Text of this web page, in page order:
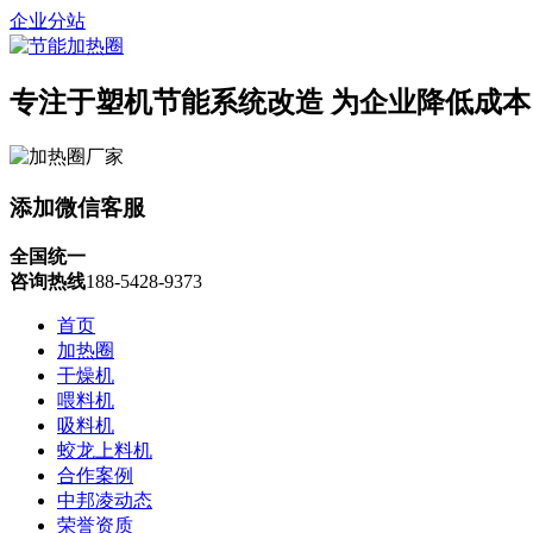
企业分站
专注于塑机节能系统改造 为企业降低成
添加微信客服
全国统一
咨询热线188-5428-9373
首页
加热圈
干燥机
喂料机
吸料机
蛟龙上料机
合作案例
中邦凌动态
荣誉资质